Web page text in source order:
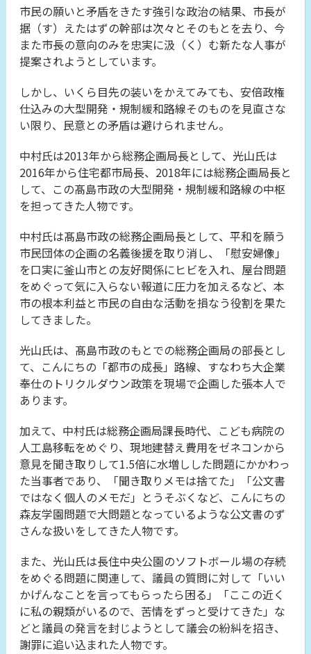
市民の願いと矛盾をきたす強引な政治の結果、市長が
据（す）えたはずの幹部は次々とそのもとを去り、今
また市長の意向のみを忠実に汲（く）む新たな人事が
提案されようとしています。
しかし、いくら目先の装いをかえてみても、安倍政権
仕込みの大型開発・規制緩和路線そのものを見直さな
い限り、民意との矛盾は避けられません。
中村氏は2013年から総務企画局長として、光山氏は
2016年から住宅都市局長、2018年には総務企画局長と
して、この髙島市政の大型開発・規制緩和路線の中枢
を担ってきた人物です。
中村氏は髙島市政の総務企画局長として、平和を願う
市民団体の企画の名義後援を取り消し、「慰安婦像」
を口実に釜山市との友好関係にヒビを入れ、屋台問題
をめぐって気に入らない報道に圧力を加えるなど、本
市の根本利益と市民の自由な活動を損なう役割を果た
してきました。
光山氏は、髙島市政のもとでの総務企画局の部長とし
て、こんにちの「都市の成長」路線、すなわち大企業
奉仕のトリクルダウン政策を現場で企画した張本人で
あります。
加えて、中村氏は総務企画局課長時代、こども病院の
人工島移転をめぐり、現地建替え費用をゼネコンから
意見を聞き取りして1.5倍に水増しした問題にかかわっ
た当事者であり、「聞き取りメモは捨てた」「公文書
ではなく個人のメモだ」とうそぶくなど、こんにちの
森友学園問題で大問題となっているような公文書のず
さんな扱いをしてきた人物です。
また、光山氏は長住中央公園のソフトボール場の存続
をめぐる問題に関連して、議員の質問に対して「いい
かげんなことを言ってもらったら困る」「ここの近く
に私の親類がいるので、苦情をずっと受けてきた」な
どと議員の発言を封じようとして議会の紛糾を招き、
謝罪に追い込まれた人物です。